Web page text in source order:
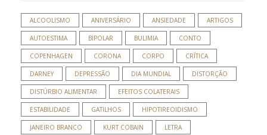
ALCOOLISMO ANIVERSÁRIO ANSIEDADE ARTIGOS
AUTOESTIMA BIPOLAR BULIMIA CONTO
COPENHAGEN CORONA CORPO CRÍTICA
DARNEY DEPRESSÃO DIA MUNDIAL DISTORÇÃO
DISTÚRBIO ALIMENTAR EFEITOS COLATERAIS
ESTABILIDADE GATILHOS HIPOTIREOIDISMO
JANEIRO BRANCO KURT COBAIN LETRA